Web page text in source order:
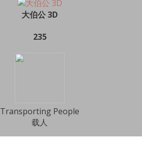
大伯公 3D
235
Transporting People
载人